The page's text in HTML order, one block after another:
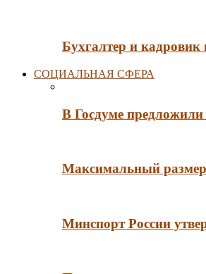
Бухгалтер и
СОЦИАЛЬНАЯ СФЕРА
В Госдуме
Максимальный размер
Минспорт России